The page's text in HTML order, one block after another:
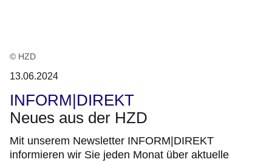
© HZD
13.06.2024
INFORM|DIREKT
Neues aus der HZD
Mit unserem Newsletter INFORM|DIREKT
informieren wir Sie jeden Monat über aktuelle